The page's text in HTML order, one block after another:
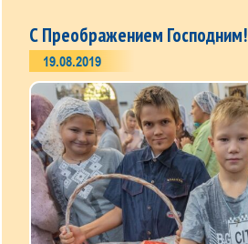
С Преображением Господним!
19.08.2019